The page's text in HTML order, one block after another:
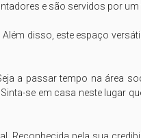
e são servidos por um
disso, este espaço
a passar tempo na área
se em casa neste lugar